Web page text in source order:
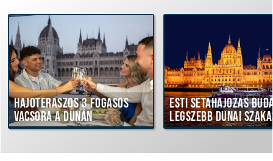
Hajóteraszos 3 fogásos
vacsora a Dunán
Esti sétahajózás
legszebb dunai